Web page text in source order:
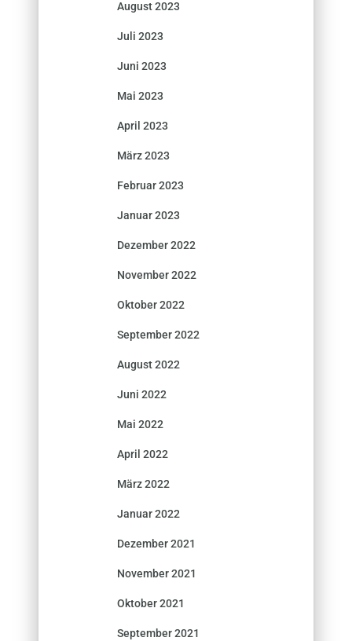
August 2023
Juli 2023
Juni 2023
Mai 2023
April 2023
März 2023
Februar 2023
Januar 2023
Dezember 2022
November 2022
Oktober 2022
September 2022
August 2022
Juni 2022
Mai 2022
April 2022
März 2022
Januar 2022
Dezember 2021
November 2021
Oktober 2021
September 2021